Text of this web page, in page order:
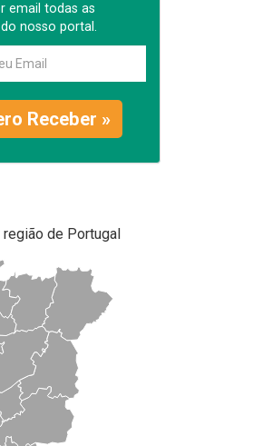
email todas as
nosso portal.
Receber »
de Portugal